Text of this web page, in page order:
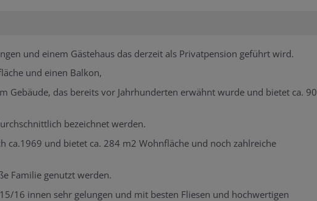
und einem Gästehaus das derzeit als Privatpension geführt wird.
und einen Balkon,
Gebäude, das bereits vor Jahrhunderten erwähnt wurde und bietet ca. 90
bezeichnet werden.
ca.1969 und bietet ca. 284 m2 Wohnfläche und noch zahlreiche
Familie genutzt werden.
16 innen sehr gelungen und mit besten Fliesen und hochwertigen